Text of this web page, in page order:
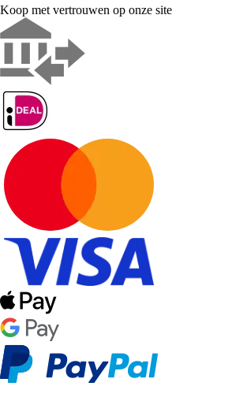
Koop met vertrouwen op onze site